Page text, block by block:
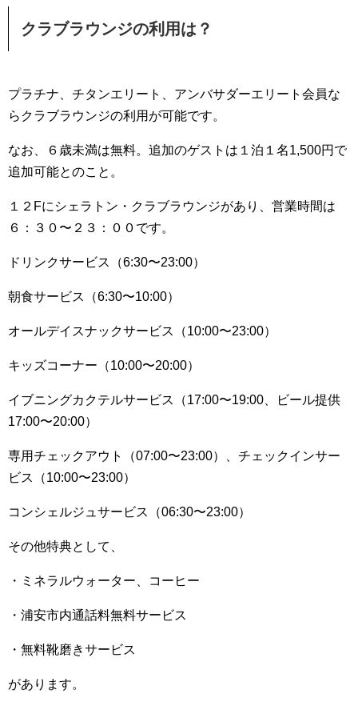
クラブラウンジの利用は？
プラチナ、チタンエリート、アンバサダーエリート会員な
らクラブラウンジの利用が可能です。
なお、６歳未満は無料。追加のゲストは１泊１名1,500円で
追加可能とのこと。
１２Fにシェラトン・クラブラウンジがあり、営業時間は
６：３０〜２３：００です。
ドリンクサービス（6:30〜23:00）
朝食サービス（6:30〜10:00）
オールデイスナックサービス（10:00〜23:00）
キッズコーナー（10:00〜20:00）
イブニングカクテルサービス（17:00〜19:00、ビール提供
17:00〜20:00）
専用チェックアウト（07:00〜23:00）、チェックインサー
ビス（10:00〜23:00）
コンシェルジュサービス（06:30〜23:00）
その他特典として、
・ミネラルウォーター、コーヒー
・浦安市内通話料無料サービス
・無料靴磨きサービス
があります。